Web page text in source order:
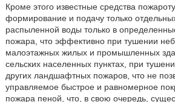
Кроме этого известные средства
формирование и подачу только
распыленной воды только в
пожара, что эффективно при тушении
малоэтажных жилых и промышленных
сельских населенных пунктах, при
других ландшафтных пожаров, что не
управляемое быстрое и равномерное
пожара пеной, что, в свою очередь,